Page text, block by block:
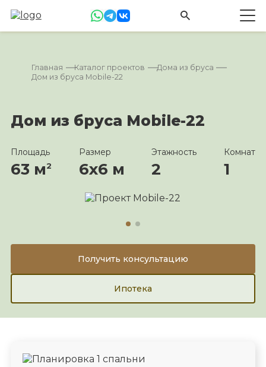
Главная Каталог проектов
Дома из бруса
Дом из бруса Mobile-22
Дом из бруса Mobile-22
Площадь
63 м2
Размер
6х6 м
Этажность
2
Комнат
1
Получить консультацию
Ипотека